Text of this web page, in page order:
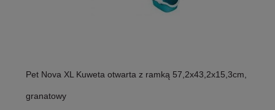
Pet Nova XL Kuweta otwarta z ramką 57,2x43,2x15,3cm,
granatowy